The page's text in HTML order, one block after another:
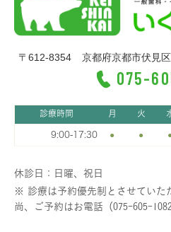
〒612-8354 京都府京都市伏見
075-
診療時間 月 火
9:00-17:30
● ●
休診日：日曜、祝日
※ 診療は予約優先制とさせていた
尚、ご予約はお電話（075-605-